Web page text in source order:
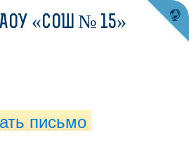
«СОШ № 15»
письмо